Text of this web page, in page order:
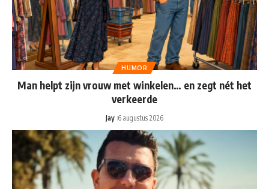
HUMOR
Man helpt zijn vrouw met winkelen… en zegt nét het
verkeerde
Jay 6 augustus 2026